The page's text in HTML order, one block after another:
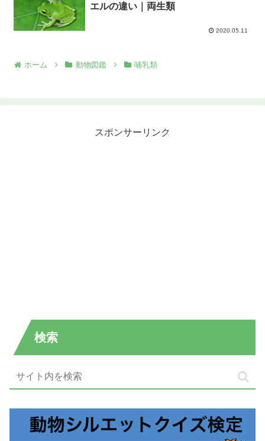
エルの違い｜両生類
2020.05.11
ホーム 動物図鑑 哺乳類
スポンサーリンク
検索